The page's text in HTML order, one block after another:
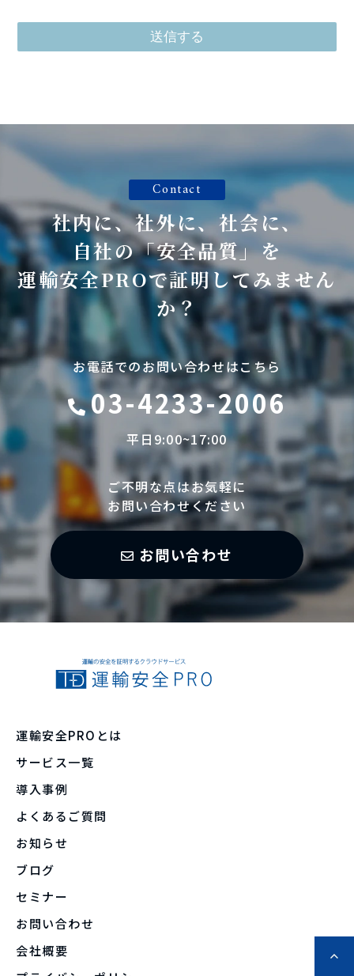
Contact
社内に、社外に、社会に、
自社の「安全品質」を
運輸安全PROで証明してみません
か？
お電話でのお問い合わせはこちら
03-4233-2006
平日9:00~17:00
ご不明な点はお気軽に
お問い合わせください
お問い合わせ
運輸安全PROとは
サービス一覧
導入事例
よくあるご質問
お知らせ
ブログ
セミナー
お問い合わせ
会社概要